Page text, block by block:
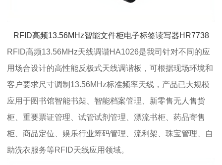
RFID高频13.56MHz智能文件柜电子标签读写器HR7738
RFID高频13.56MHz天线调谐HA1026是我司针对不同的应
用场合设计的高性能反极式天线调谐板，可根据现场环境和
客户要求尺寸调制13.56MHz标准频率天线，产品已大规模
应用于图书馆智能书架、智能档案管理、新零售无人售货
柜、重要票证管理、试管试剂管理、漂流书柜、药品寄售
柜、商品定位、娱乐行业筹码管理、流利架、珠宝管理、自
助洗衣服务等RFID天线应用领域。